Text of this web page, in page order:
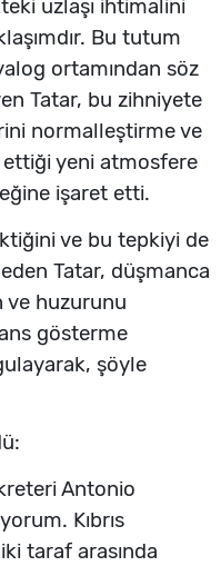
uzlaşı ihtimalini
Bu tutum
ortamından söz
Tatar, bu zihniyete
normalleştirme ve
ettiği yeni atmosfere
işaret etti.
ve bu tepkiyi de
Tatar, düşmanca
ve huzurunu
gösterme
şöyle
Antonio
Kıbrıs
taraf arasında